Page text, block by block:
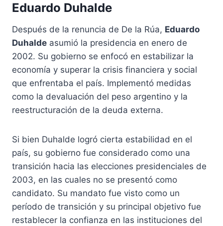
Eduardo Duhalde
Después de la renuncia de De la Rúa, Eduardo
Duhalde asumió la presidencia en enero de
2002. Su gobierno se enfocó en estabilizar la
economía y superar la crisis financiera y social
que enfrentaba el país. Implementó medidas
como la devaluación del peso argentino y la
reestructuración de la deuda externa.
Si bien Duhalde logró cierta estabilidad en el
país, su gobierno fue considerado como una
transición hacia las elecciones presidenciales de
2003, en las cuales no se presentó como
candidato. Su mandato fue visto como un
período de transición y su principal objetivo fue
restablecer la confianza en las instituciones del